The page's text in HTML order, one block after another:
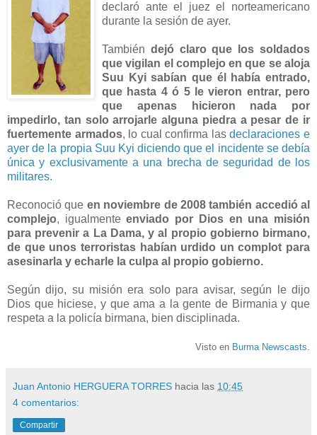
declaró ante el juez el norteamericano
durante la sesión de ayer.
También dejó claro que los soldados
que vigilan el complejo en que se aloja
Suu Kyi sabían que él había entrado,
que hasta 4 ó 5 le vieron entrar, pero
que apenas hicieron nada por
impedirlo, tan solo arrojarle alguna piedra a pesar de ir
fuertemente armados, lo cual confirma lasdeclaraciones e
ayer de la propia Suu Kyi diciendo que el incidente se debía
única y exclusivamente a una brecha de seguridad de los
militares.
Reconoció que en noviembre de 2008 también accedió al
complejo, igualmenteenviado por Dios en una misión
para prevenir a La Dama, y al propio gobierno birmano,
de que unos terroristas habían urdido un complot para
asesinarla y echarle la culpa al propio gobierno.
Según dijo, su misión era solo para avisar, según le dijo
Dios que hiciese, y que ama a la gente de Birmania y que
respeta a la policía birmana, bien disciplinada.
Visto en Burma Newscasts.
Juan Antonio HERGUERA TORRES hacia las 10:45
4 comentarios:
Compartir